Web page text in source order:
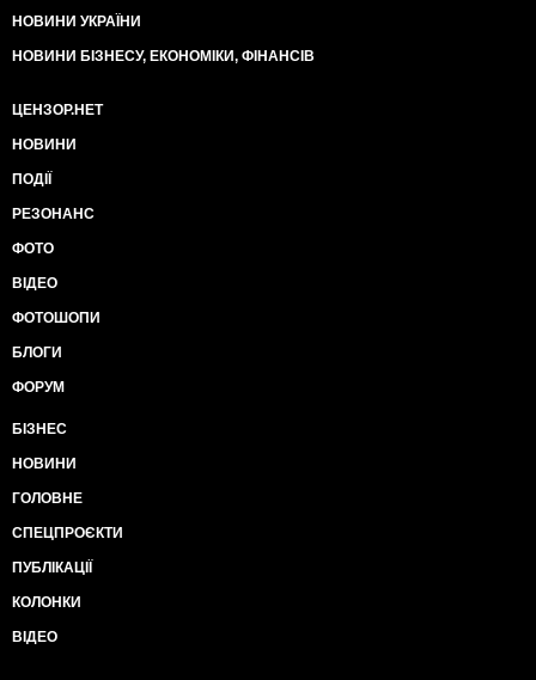
НОВИНИ УКРАЇНИ
НОВИНИ БІЗНЕСУ, ЕКОНОМІКИ, ФІНАНСІВ
ЦЕНЗОР.НЕТ
НОВИНИ
ПОДІЇ
РЕЗОНАНС
ФОТО
ВІДЕО
ФОТОШОПИ
БЛОГИ
ФОРУМ
БІЗНЕС
НОВИНИ
ГОЛОВНЕ
СПЕЦПРОЄКТИ
ПУБЛІКАЦІЇ
КОЛОНКИ
ВІДЕО